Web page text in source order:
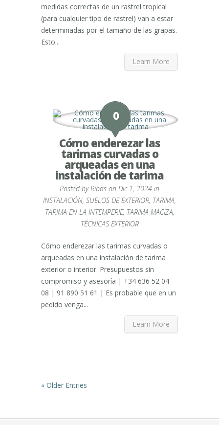
medidas correctas de un rastrel tropical
(para cualquier tipo de rastrel) van a estar
determinadas por el tamaño de las grapas.
Esto...
Learn More
0
Cómo enderezar las
tarimas curvadas o
arqueadas en una
instalación de tarima
Posted by Ribas on Dic 1, 2024 in
INSTALACIÓN, SUELOS DE EXTERIOR, TARIMA,
TARIMA EN LA INTEMPERIE, TARIMA MACIZA,
TÉCNICAS EXTERIOR
Cómo enderezar las tarimas curvadas o
arqueadas en una instalación de tarima
exterior o interior. Presupuestos sin
compromiso y asesoría | +34 636 52 04
08 | 91 890 51 61 | Es probable que en un
pedido venga...
Learn More
« Older Entries